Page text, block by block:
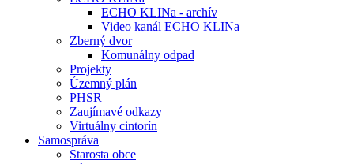
ECHO KLINa - archív
Video kanál ECHO KLINa
Zberný dvor
Komunálny odpad
Projekty
Územný plán
PHSR
Zaujímavé odkazy
Virtuálny cintorín
Samospráva
Starosta obce